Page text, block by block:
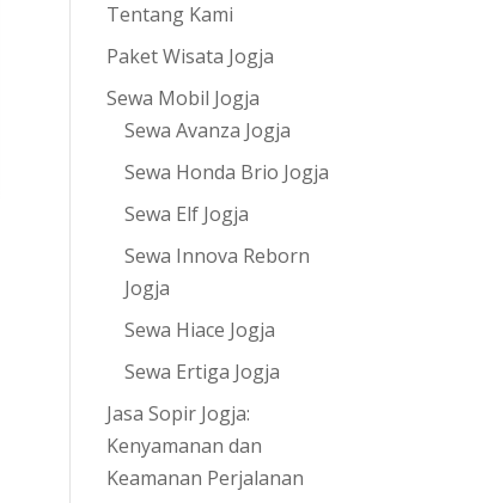
Tentang Kami
Paket Wisata Jogja
Sewa Mobil Jogja
Sewa Avanza Jogja
Sewa Honda Brio Jogja
Sewa Elf Jogja
Sewa Innova Reborn
Jogja
Sewa Hiace Jogja
Sewa Ertiga Jogja
Jasa Sopir Jogja:
Kenyamanan dan
Keamanan Perjalanan